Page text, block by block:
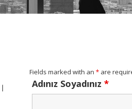
Fields marked with an * are
Adınız Soyadınız *